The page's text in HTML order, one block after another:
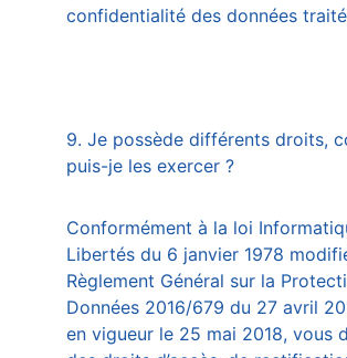
confidentialité des données
9. Je possède différents droits,
puis-je les exercer ?
Conformément à la loi
Libertés du 6 janvier 1978
Règlement Général sur la
Données 2016/679 du 27 avril
en vigueur le 25 mai 2018, vous